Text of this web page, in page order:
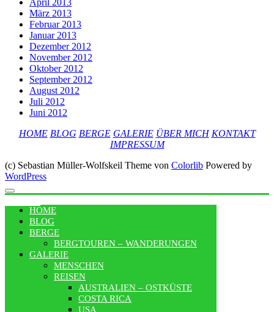
April 2013
März 2013
Februar 2013
Januar 2013
Dezember 2012
November 2012
Oktober 2012
September 2012
August 2012
Juli 2012
Juni 2012
HOME BLOG BERGE GALERIE ÜBER MICH KONTAKT
IMPRESSUM
(c) Sebastian Müller-Wolfskeil Theme von Colorlib Powered by
WordPress
HOME
BLOG
BERGE
BERGTOUREN – WANDERUNGEN
GALERIE
MENSCHEN
REISEN
AUSTRALIEN – OSTKÜSTE
COSTA RICA
USA